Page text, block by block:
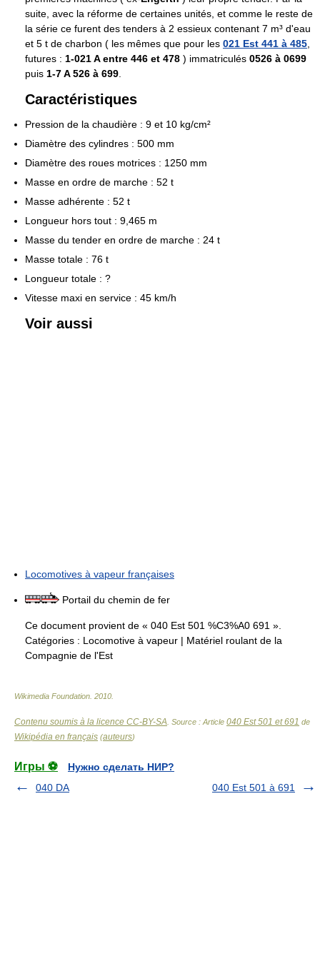
suite, avec la réforme de certaines unités, et comme le reste de
la série ce furent des tenders à 2 essieux contenant 7 m³ d'eau
et 5 t de charbon ( les mêmes que pour les 021 Est 441 à 485
futures : 1-021 A entre 446 et 478 ) immatriculés 0526 à 0699
puis 1-7 A 526 à 699
Caractéristiques
Pression de la chaudière : 9 et 10 kg/cm²
Diamètre des cylindres : 500 mm
Diamètre des roues motrices : 1250 mm
Masse en ordre de marche : 52 t
Masse adhérente : 52 t
Longueur hors tout : 9,465 m
Masse du tender en ordre de marche : 24 t
Masse totale : 76 t
Longueur totale : ?
Vitesse maxi en service : 45 km/h
Voir aussi
Locomotives à vapeur françaises
Portail du chemin de fer
Ce document provient de « 040 Est 501 %C3%A0 691 ».
Catégories : Locomotive à vapeur | Matériel roulant de la
Compagnie de l'Est
Wikimedia Foundation 2010
Contenu soumis à la licence CC-BY-SA . Source : Article 040 Est 501 et 691 de
Wikipédia en français (auteurs)
Игры ⚽
Нужно сделать НИР?
040 DA
040 Est 501 à 691